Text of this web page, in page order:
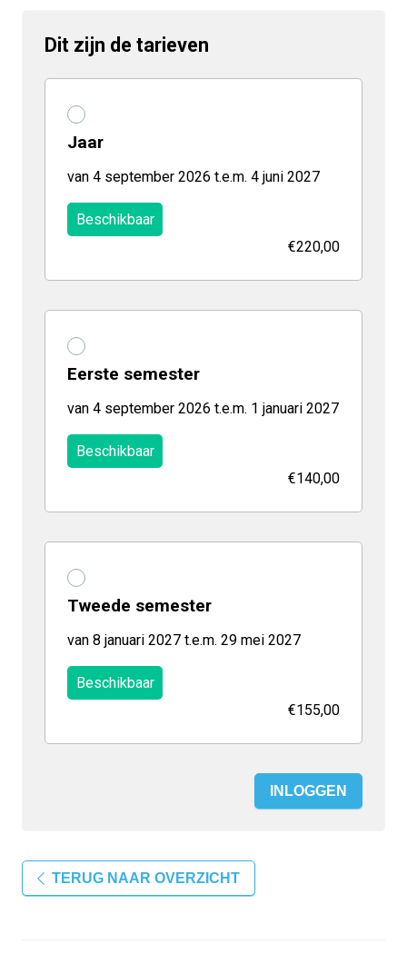
Dit zijn de tarieven
Jaar
van 4 september 2026 t.e.m. 4 juni 2027
Beschikbaar
€220,00
Eerste semester
van 4 september 2026 t.e.m. 1 januari 2027
Beschikbaar
€140,00
Tweede semester
van 8 januari 2027 t.e.m. 29 mei 2027
Beschikbaar
€155,00
INLOGGEN
TERUG NAAR OVERZICHT